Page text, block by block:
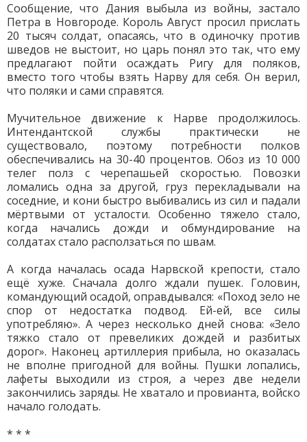
Сообщение, что Дания выбыла из войны, застало
Петра в Новгороде. Король Август просил прислать
20 тысяч солдат, опасаясь, что в одиночку против
шведов не выстоит, но царь понял это так, что ему
предлагают пойти осаждать Ригу для поляков,
вместо того чтобы взять Нарву для себя. Он верил,
что поляки и сами справятся.
Мучительное движение к Нарве продолжилось.
Интендантской службы практически не
существовало, поэтому потребности полков
обеспечивались на 30-40 процентов. Обоз из 10 000
телег полз с черепашьей скоростью. Повозки
ломались одна за другой, груз перекладывали на
соседние, и кони быстро выбивались из сил и падали
мёртвыми от усталости. Особенно тяжело стало,
когда начались дожди и обмундирование на
солдатах стало расползаться по швам.
А когда началась осада Нарвской крепости, стало
ещё хуже. Сначала долго ждали пушек. Головин,
командующий осадой, оправдывался: «Поход зело не
спор от недостатка подвод. Ей-ей, все силы
употребляю». А через несколько дней снова: «Зело
тяжко стало от превеликих дождей и разбитых
дорог». Наконец артиллерия прибыла, но оказалась
не вполне пригодной для войны. Пушки лопались,
лафеты выходили из строя, а через две недели
закончились заряды. Не хватало и провианта, войско
начало голодать.
* * *